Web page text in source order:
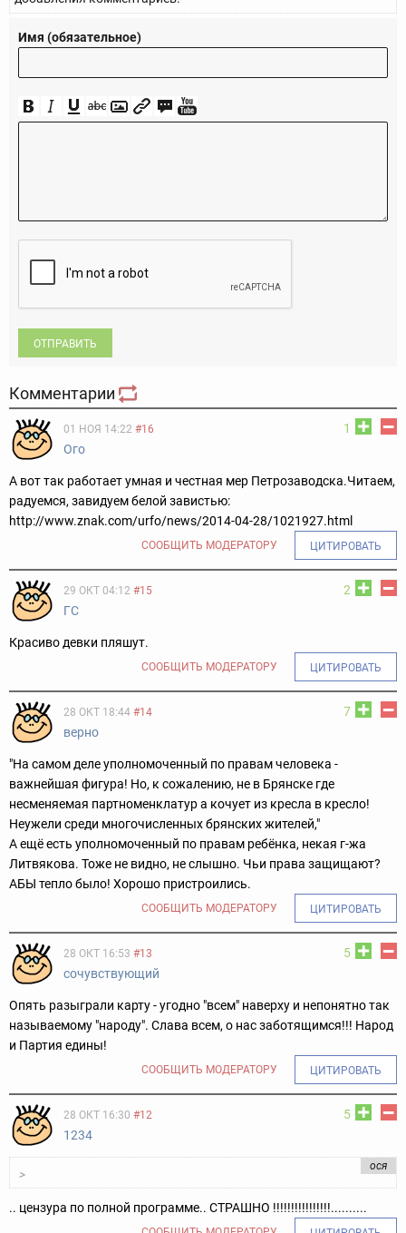
Имя (обязательное)
ОТПРАВИТЬ
Комментарии
1
01 НОЯ 14:22 #16
Ого
А вот так работает умная и честная мер Петрозаводска.Читаем,
радуемся, завидуем белой завистью:
http://www.znak.com/urfo/news/2014-04-28/1021927.html
СООБЩИТЬ МОДЕРАТОРУ ЦИТИРОВАТЬ
2
29 ОКТ 04:12 #15
ГС
Красиво девки пляшут.
СООБЩИТЬ МОДЕРАТОРУ ЦИТИРОВАТЬ
7
28 ОКТ 18:44 #14
верно
"На самом деле уполномоченный по правам человека -
важнейшая фигура! Но, к сожалению, не в Брянске где
несменяемая партноменклатур а кочует из кресла в кресло!
Неужели среди многочисленных брянских жителей,"
А ещё есть уполномоченный по правам ребёнка, некая г-жа
Литвякова. Тоже не видно, не слышно. Чьи права защищают?
АБЫ тепло было! Хорошо пристроились.
СООБЩИТЬ МОДЕРАТОРУ ЦИТИРОВАТЬ
5
28 ОКТ 16:53 #13
сочувствующий
Опять разыграли карту - угодно "всем" наверху и непонятно так
называемому "народу". Слава всем, о нас заботящимся!!! Народ
и Партия едины!
СООБЩИТЬ МОДЕРАТОРУ ЦИТИРОВАТЬ
5
28 ОКТ 16:30 #12
1234
ося
>
.. цензура по полной программе.. СТРАШНО !!!!!!!!!!!!!!!!..........